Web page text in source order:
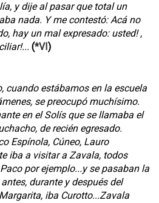
y dije al pasar que total un
nada. Y me contestó: Acá no
hay un mal expresado: usted! ,
(*VI)
cuando estábamos en la escuela
se preocupó muchísimo.
en el Solís que se llamaba el
de recién egresado.
Espínola, Cúneo, Lauro
iba a visitar a Zavala, todos
por ejemplo...y se pasaban la
durante y después del
iba Curotto...Zavala